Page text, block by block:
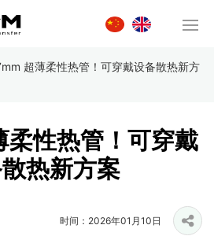
超薄柔性热管！可穿戴设备散热新方
性热管！可穿戴
热新方案
时间：2026年01月10日